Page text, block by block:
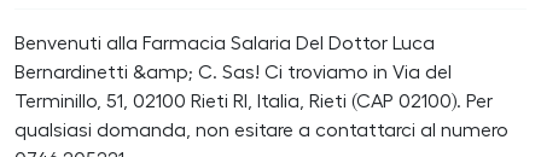
Benvenuti alla Farmacia Salaria Del Dottor Luca
Bernardinetti &amp; C. Sas! Ci troviamo in Via del
Terminillo, 51, 02100 Rieti RI, Italia, Rieti (CAP 02100). Per
qualsiasi domanda, non esitare a contattarci al numero